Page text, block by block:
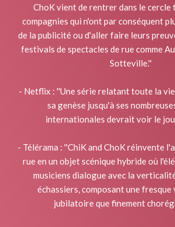
ChoK vient de rentrer dans le cercle
compagnies qui n'ont par conséquent
de la publicité ou d'aller faire leurs
festivals de spectacles de rue comme
Sotteville.''
- Netflix : ''Une série relatant toute la
sa genèse jusqu'à ses
internationales devrait voir le
- Télérama : ''ChiK and ChoK réinvente
rue en un objet scénique hybride où
musiciens dialogue avec la
échassiers, composant une fresque
jubilatoire que finement